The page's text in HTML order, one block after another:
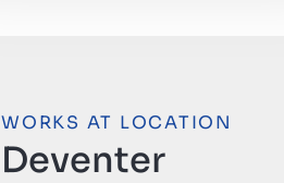
WORKS AT LOCATION
Deventer